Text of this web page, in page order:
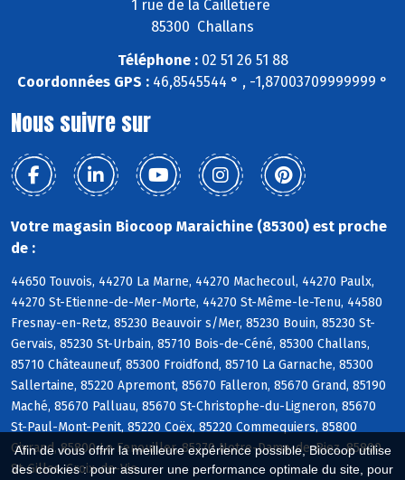
Afin de vous offrir la meilleure expérience possible, Biocoop utilise
des cookies : pour assurer une performance optimale du site, pour
1 rue de la Cailletière
85300 Challans
Téléphone :02 51 26 51 88
Coordonnées GPS : 46,8545544 ° , -1,87003709999999 °
Nous suivre sur
Votre magasin Biocoop Maraichine (85300) est proche
de :
44650 Touvois, 44270 La Marne, 44270 Machecoul, 44270 Paulx,
44270 St-Etienne-de-Mer-Morte, 44270 St-Même-le-Tenu, 44580
Fresnay-en-Retz, 85230 Beauvoir s/Mer, 85230 Bouin, 85230 St-
Gervais, 85230 St-Urbain, 85710 Bois-de-Céné, 85300 Challans,
85710 Châteauneuf, 85300 Froidfond, 85710 La Garnache, 85300
Sallertaine, 85220 Apremont, 85670 Falleron, 85670 Grand, 85190
Maché, 85670 Palluau, 85670 St-Christophe-du-Ligneron, 85670
St-Paul-Mont-Penit, 85220 Coëx, 85220 Commequiers, 85800
Givrand, 85800 Le Fenouiller, 85270 Notre-Dame-de-Riez, 85800
St-Gilles-Croix-de-Vie